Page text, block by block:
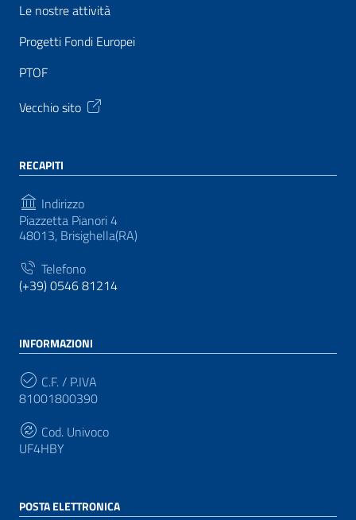
Le nostre attività
Progetti Fondi Europei
PTOF
Vecchio sito
RECAPITI
Indirizzo
Piazzetta Pianori 4
48013, Brisighella(RA)
Telefono
(+39) 0546 81214
INFORMAZIONI
C.F. / P.IVA
81001800390
Cod. Univoco
UF4HBY
POSTA ELETTRONICA